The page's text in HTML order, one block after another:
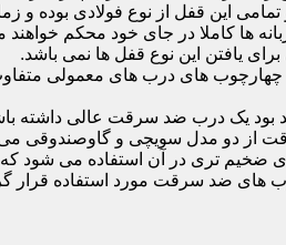
تمامی این قفل از نوع فولادی
ها کاملا در جای خود محکم
یافتن این نوع قفل ها نمی باشد.
های درب های معمولی متفاوت
بود یک درب ضد سرقت عالی داشته
مدل سویچی و گاوصندوقی می
ضخیم تری در آن استفاده می شود
های ضد سرقت مورد استفاده